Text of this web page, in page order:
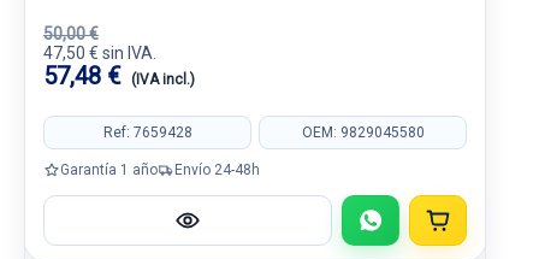
50,00 €
47,50 € sin IVA.
57,48 € (IVA incl.)
Ref: 7659428 OEM: 9829045580
Garantía 1 año Envío 24-48h